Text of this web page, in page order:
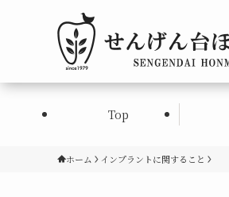
Top
ホーム インプラントに関すること